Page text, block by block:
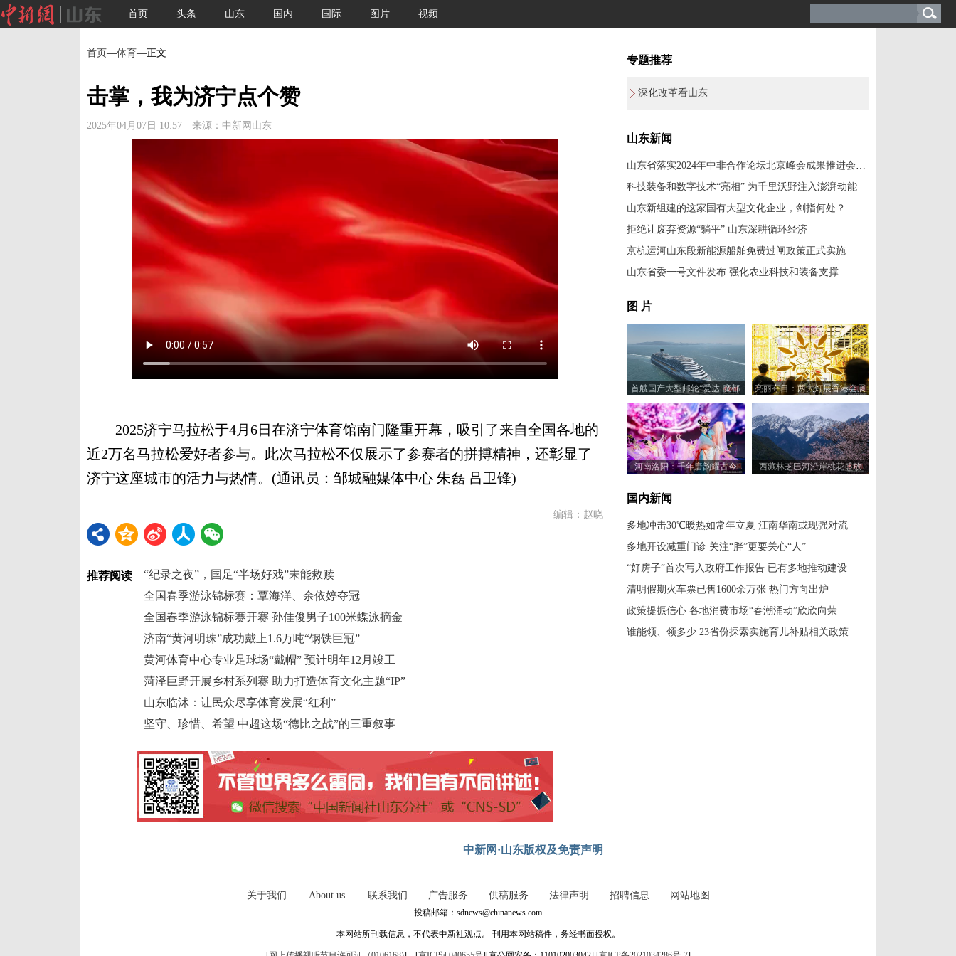
首页 头条 山东 国内 国际 图片 视频
首页—体育—正文
击掌，我为济宁点个赞
2025年04月07日 10:57 来源：中新网山东
2025济宁马拉松于4月6日在济宁体育馆南门隆重开幕，吸引了来自全国各地的
近2万名马拉松爱好者参与。此次马拉松不仅展示了参赛者的拼搏精神，还彰显了
济宁这座城市的活力与热情。(通讯员：邹城融媒体中心 朱磊 吕卫锋)
编辑：赵晓
推荐阅读
“纪录之夜”，国足“半场好戏”未能救赎
全国春季游泳锦标赛：覃海洋、余依婷夺冠
全国春季游泳锦标赛开赛 孙佳俊男子100米蝶泳摘金
济南“黄河明珠”成功戴上1.6万吨“钢铁巨冠”
黄河体育中心专业足球场“戴帽” 预计明年12月竣工
菏泽巨野开展乡村系列赛 助力打造体育文化主题“IP”
山东临沭：让民众尽享体育发展“红利”
坚守、珍惜、希望 中超这场“德比之战”的三重叙事
中新网·山东版权及免责声明
专题推荐
深化改革看山东
山东新闻
山东省落实2024年中非合作论坛北京峰会成果推进会举行
科技装备和数字技术“亮相” 为千里沃野注入澎湃动能
山东新组建的这家国有大型文化企业，剑指何处？
拒绝让废弃资源“躺平” 山东深耕循环经济
京杭运河山东段新能源船舶免费过闸政策正式实施
山东省委一号文件发布 强化农业科技和装备支撑
图 片
首艘国产大型邮轮“爱达·魔都
号”开启青岛航次
亮丽夺目：两大灯展香港会展
中心齐亮相
河南洛阳：千年唐韵耀古今 西藏林芝巴河沿岸桃花盛放
国内新闻
多地冲击30℃暖热如常年立夏 江南华南或现强对流
多地开设减重门诊 关注“胖”更要关心“人”
“好房子”首次写入政府工作报告 已有多地推动建设
清明假期火车票已售1600余万张 热门方向出炉
政策提振信心 各地消费市场“春潮涌动”欣欣向荣
谁能领、领多少 23省份探索实施育儿补贴相关政策
关于我们 About us 联系我们 广告服务 供稿服务 法律声明 招聘信息 网站地图
投稿邮箱：sdnews@chinanews.com
本网站所刊载信息，不代表中新社观点。 刊用本网站稿件，务经书面授权。